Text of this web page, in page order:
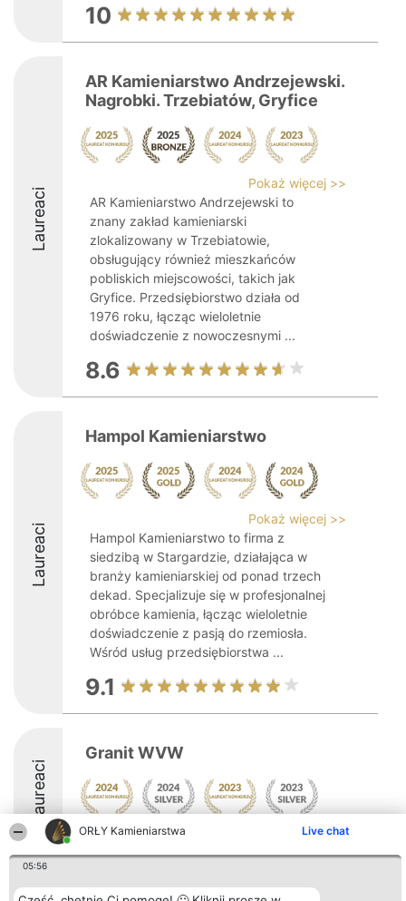
ORŁY Kamieniarstwa Live chat
05:56
10
Laureaci
AR Kamieniarstwo Andrzejewski.
Nagrobki. Trzebiatów, Gryfice
Pokaż więcej >>
AR Kamieniarstwo Andrzejewski to
znany zakład kamieniarski
zlokalizowany w Trzebiatowie,
obsługujący również mieszkańców
pobliskich miejscowości, takich jak
Gryfice. Przedsiębiorstwo działa od
1976 roku, łącząc wieloletnie
doświadczenie z nowoczesnymi ...
8.6
Laureaci
Hampol Kamieniarstwo
Pokaż więcej >>
Hampol Kamieniarstwo to firma z
siedzibą w Stargardzie, działająca w
branży kamieniarskiej od ponad trzech
dekad. Specjalizuje się w profesjonalnej
obróbce kamienia, łącząc wieloletnie
doświadczenie z pasją do rzemiosła.
Wśród usług przedsiębiorstwa ...
9.1
Laureaci
Granit WVW